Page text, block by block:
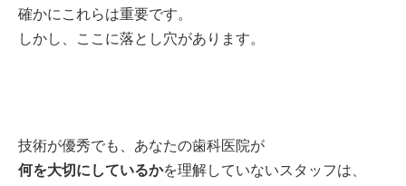
確かにこれらは重要です。
しかし、ここに落とし穴があります。
技術が優秀でも、あなたの歯科医院が
何を大切にしているかを理解していないスタッフは、